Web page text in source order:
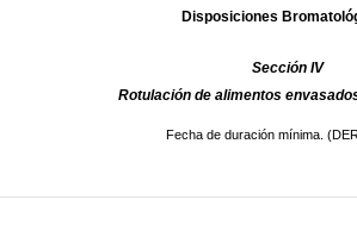
Disposiciones
Sección IV
Rotulación de alimentos
Fecha de duración mínima.